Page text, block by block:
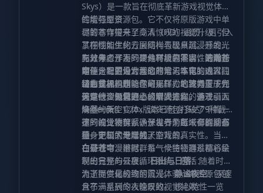
Skys）是一款旨在彻底革新游戏视觉体验
的增强型资源包。它不仅将原版游戏中单
调的苍穹提升至高清（HD）画质，更引入
了栩栩如生的云层结构与极具沉浸感的光
影效果。作为一个具有极高兼容性的附加
组件，它的设计理念非常人性化：通过独
特的叠加机制，你可以轻松地将其置于任
何其他资源包之上，瞬间让你的游戏画面
焕然一新。
性能与愿景
尽管本作带来了令人惊叹的视觉升级，但
其在性能优化方面同样表现卓越。开发者
充分考虑了不同硬件环境的需求，因此，
即便是配置最为基础的笔记本电脑或入门
级台式机，也能在毫无压力的流畅度下完
美运行，无需担心帧率受损。
与其作者开发的其他材质包不同，浩瀚苍
穹蕴含着更为宏大的愿景与丰富的内容。
正如其标题所暗示的那样，它致力于成为
天空纹理领域的终极解决方案。通过引入
海量的天空变体，该资源包打破了千篇一
律的视觉疲劳，确保每一个区域都能拥有
独一无二的天际线。
动态世界构建
这是一个极具野心的宏大工程。鉴于
Minecraft 1.20x版本已包含多达79种截然
不同的生物群系，开发者为每一个群系都
量身定制了专属的天空背景。
这一设计不仅赋予了世界前所未有的动态
感，更极大地增强了游戏的真实性。当你
在游戏中漫游时，每一个生物群系都将呈
现出完整的昼夜循环系统，包括：
白昼苍穹：根据群系气候特征通过精心绘
制的日光与云层。日出与日落：随着时间
流逝而变化的绚丽霞光。静谧夜空：深邃
且布满星辰的夜晚景致。 核心特性一览
为了提供最极致的沉浸体验，本资源包包
含了一系列令人惊叹的视觉特效：